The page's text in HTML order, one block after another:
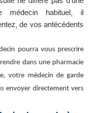
médecin habituel, il
de vos antécédents
pourra vous prescrire
dans une pharmacie
votre médecin de garde
envoyer directement vers